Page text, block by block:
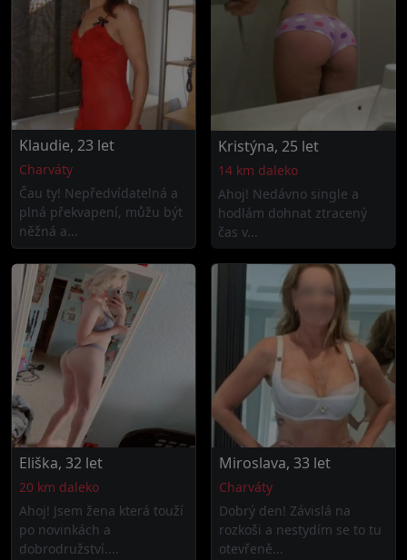
Klaudie, 23 let
Charváty
Čau ty! Nepředvídatelná a
plná překvapení, můžu být
něžná a...
Kristýna, 25 let
14 km daleko
Ahoj! Nedávno single a
hodlám dohnat ztracený
čas v...
Eliška, 32 let
20 km daleko
Ahoj! Jsem žena která touží
po novinkách a
dobrodružství....
Miroslava, 33 let
Charváty
Dobrý den! Závislá na
rozkoši a nestydím se to tu
otevřeně...